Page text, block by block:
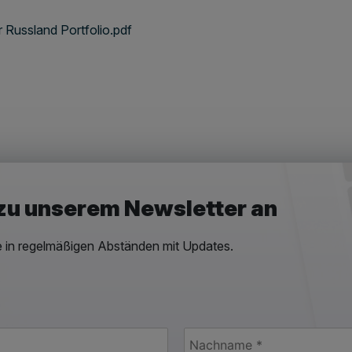
Russland Portfolio.pdf
unserem Newsletter an
regelmäßigen Abständen mit Updates.